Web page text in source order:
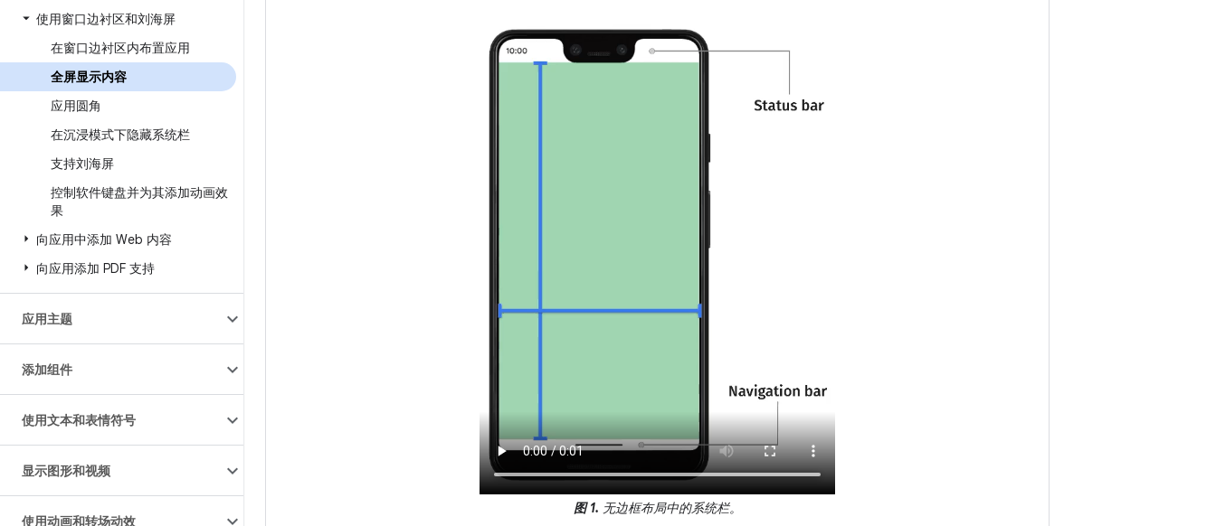
使用窗口边衬区和刘海屏
在窗口边衬区内布置应用
全屏显示内容
应用圆角
在沉浸模式下隐藏系统栏
支持刘海屏
控制软件键盘并为其添加动画效
果
向应用中添加 Web 内容
向应用添加 PDF 支持
应用主题
添加组件
使用文本和表情符号
显示图形和视频
使用动画和转场动效
图 1. 无边框布局中的系统栏。